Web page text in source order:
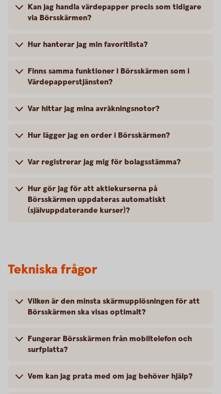
Kan jag handla värdepapper precis som tidigare
via Börsskärmen?
Hur hanterar jag min favoritlista?
Finns samma funktioner i Börsskärmen som i
Värdepapperstjänsten?
Var hittar jag mina avräkningsnotor?
Hur lägger jag en order i Börsskärmen?
Var registrerar jag mig för bolagsstämma?
Hur gör jag för att aktiekurserna på
Börsskärmen uppdateras automatiskt
(självuppdaterande kurser)?
Tekniska frågor
Vilken är den minsta skärmupplösningen för att
Börsskärmen ska visas optimalt?
Fungerar Börsskärmen från mobiltelefon och
surfplatta?
Vem kan jag prata med om jag behöver hjälp?